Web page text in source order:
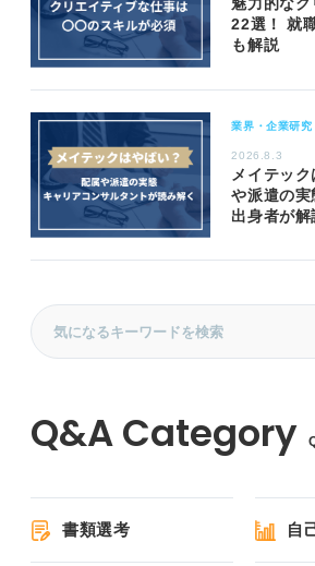
22選！ 就
も解説
業界・企業研究
2026.8.3
メイテッ
や派遣の
出身者が解
書類選考 自